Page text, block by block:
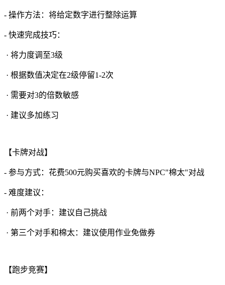
- 操作方法：将给定数字进行整除运算
- 快速完成技巧：
· 将力度调至3级
· 根据数值决定在2级停留1-2次
· 需要对3的倍数敏感
· 建议多加练习
【卡牌对战】
- 参与方式：花费500元购买喜欢的卡牌与NPC"棉太"对战
- 难度建议：
· 前两个对手：建议自己挑战
· 第三个对手和棉太：建议使用作业免做券
【跑步竞赛】